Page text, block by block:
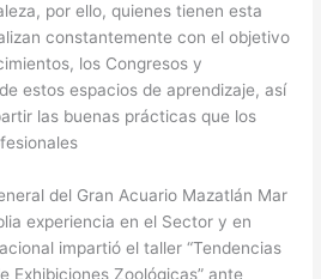
por ello, quienes tienen esta
constantemente con el objetivo
los Congresos y
estos espacios de aprendizaje, así
las buenas prácticas que los
del Gran Acuario Mazatlán Mar
experiencia en el Sector y en
impartió el taller “Tendencias
Exhibiciones Zoológicas” ante